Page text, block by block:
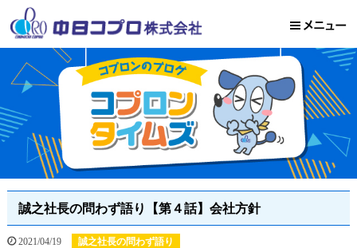
誠之社長の問わず語り【第４話】会社方針
2021/04/19 誠之社長の問わず語り